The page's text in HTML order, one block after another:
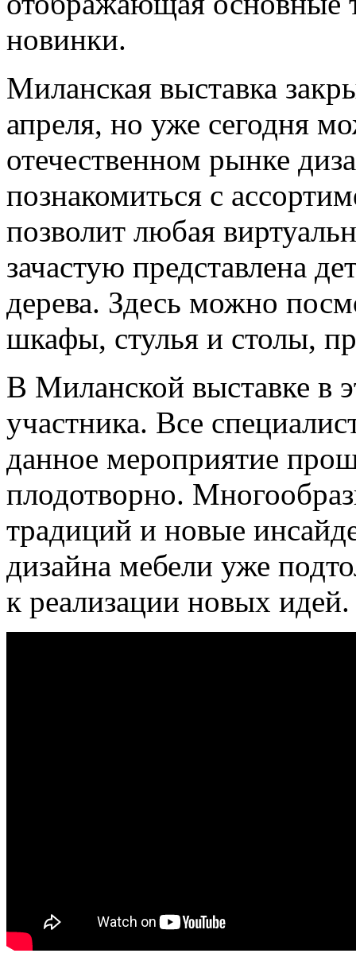
новинки.
Миланская выставка
апреля, но уже сегодня
отечественном рынке
познакомиться с
позволит любая
зачастую представлена
дерева. Здесь можно
шкафы, стулья и столы,
В Миланской выставке в
участника. Все
данное мероприятие
плодотворно.
традиций и новые
дизайна мебели уже
к реализации новых идей.